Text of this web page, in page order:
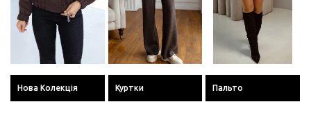
Нова Колекція Куртки Пальто